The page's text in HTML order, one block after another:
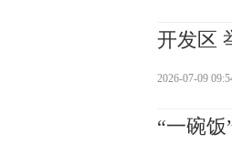
开发区
2026-07-09
“一碗